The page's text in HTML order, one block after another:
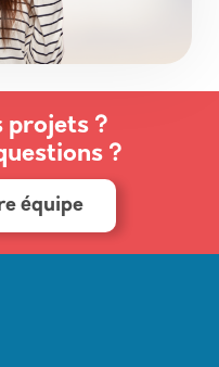
projets ?
?
équipe